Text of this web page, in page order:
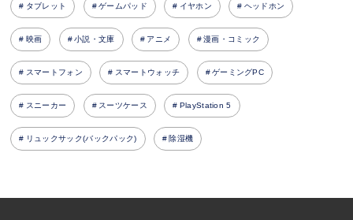
タブレット ゲームパッド イヤホン ヘッドホン
映画 小説・文庫 アニメ 漫画・コミック
スマートフォン スマートウォッチ ゲーミングPC
スニーカー スーツケース PlayStation 5
リュックサック(バックパック) 除湿機